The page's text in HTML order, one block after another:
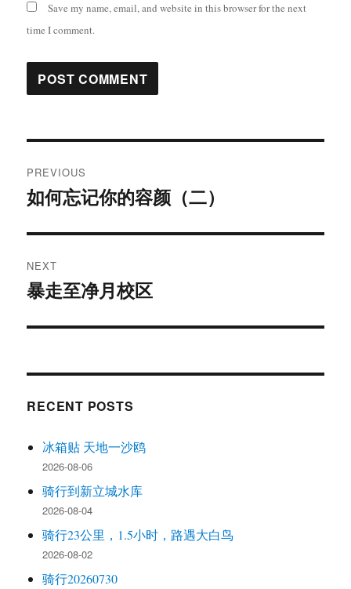
Save my name, email, and website in this browser for the next
time I comment.
navigation
PREVIOUS
Previous
如何忘记你的容颜（二）
NEXT
Next
暴走至净月校区
RECENT POSTS
冰箱贴 天地一沙鸥
2026-08-06
骑行到新立城水库
2026-08-04
骑行23公里，1.5小时，路遇大白鸟
2026-08-02
骑行20260730